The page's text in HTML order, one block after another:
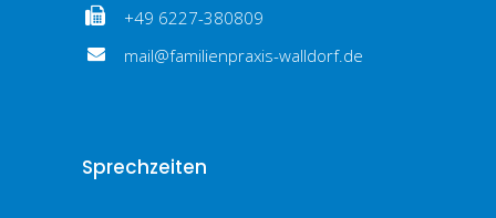
+49 6227-380809
mail@familienpraxis-walldorf.de
Sprechzeiten